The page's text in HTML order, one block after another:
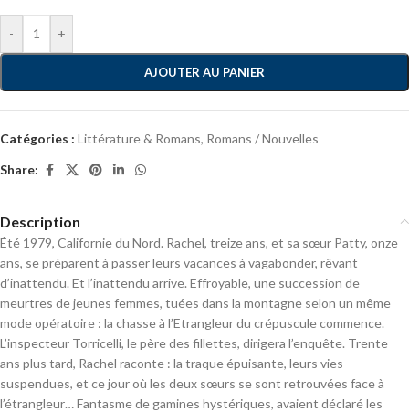
- +
AJOUTER AU PANIER
Catégories : Littérature & Romans, Romans / Nouvelles
Share:
Description
Été 1979, Californie du Nord. Rachel, treize ans, et sa sœur Patty, onze
ans, se préparent à passer leurs vacances à vagabonder, rêvant
d’inattendu. Et l’inattendu arrive. Effroyable, une succession de
meurtres de jeunes femmes, tuées dans la montagne selon un même
mode opératoire : la chasse à l’Etrangleur du crépuscule commence.
L’inspecteur Torricelli, le père des fillettes, dirigera l’enquête. Trente
ans plus tard, Rachel raconte : la traque épuisante, leurs vies
suspendues, et ce jour où les deux sœurs se sont retrouvées face à
l’étrangleur… Fantasme de gamines hystériques, avaient déclaré les